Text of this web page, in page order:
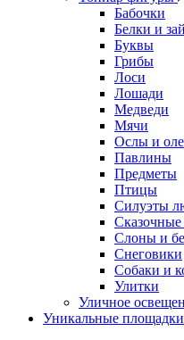
Бабочки
Белки и
Буквы
Грибы
Лоси
Лошади
Медведи
Мячи
Ослы и
Павлины
Предметы
Птицы
Силуэты
Слоны и
Снеговики
Собаки и
Улитки
Уличное
Уникальные площадки